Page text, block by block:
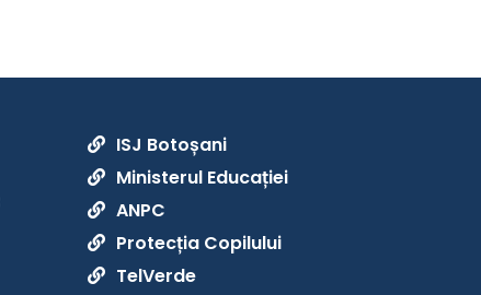
 ISJ Botoșani
 Ministerul Educației
 ANPC
 Protecția Copilului
 TelVerde